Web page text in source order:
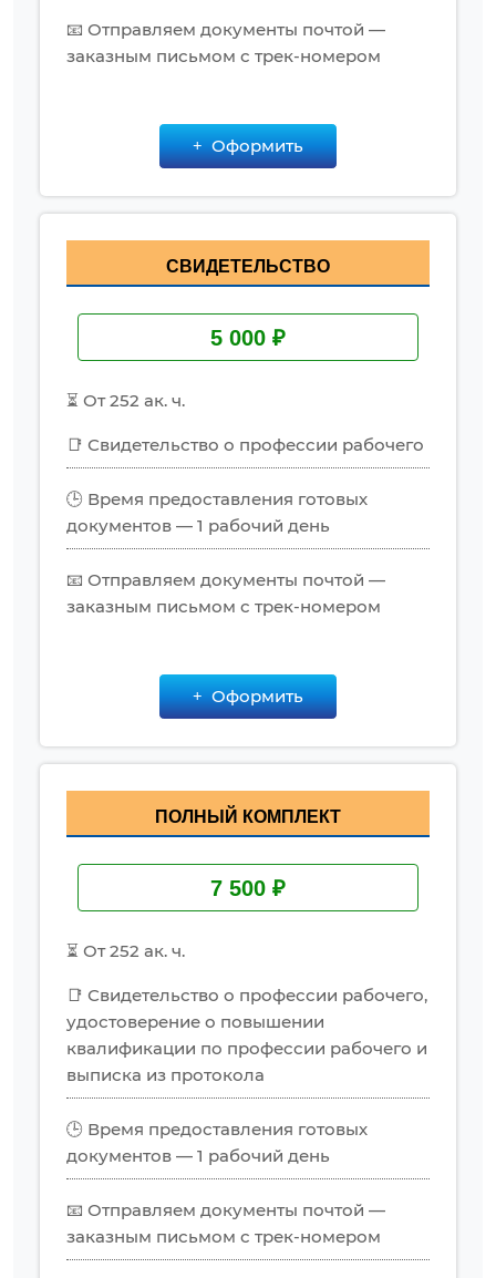
📧 Отправляем документы почтой —
заказным письмом с трек-номером
Оформить
СВИДЕТЕЛЬСТВО
5 000 ₽
⏳ От 252 ак. ч.
📑 Свидетельство о профессии рабочего
🕒 Время предоставления готовых
документов — 1 рабочий день
📧 Отправляем документы почтой —
заказным письмом с трек-номером
Оформить
ПОЛНЫЙ КОМПЛЕКТ
7 500 ₽
⏳ От 252 ак. ч.
📑 Свидетельство о профессии рабочего,
удостоверение о повышении
квалификации по профессии рабочего и
выписка из протокола
🕒 Время предоставления готовых
документов — 1 рабочий день
📧 Отправляем документы почтой —
заказным письмом с трек-номером